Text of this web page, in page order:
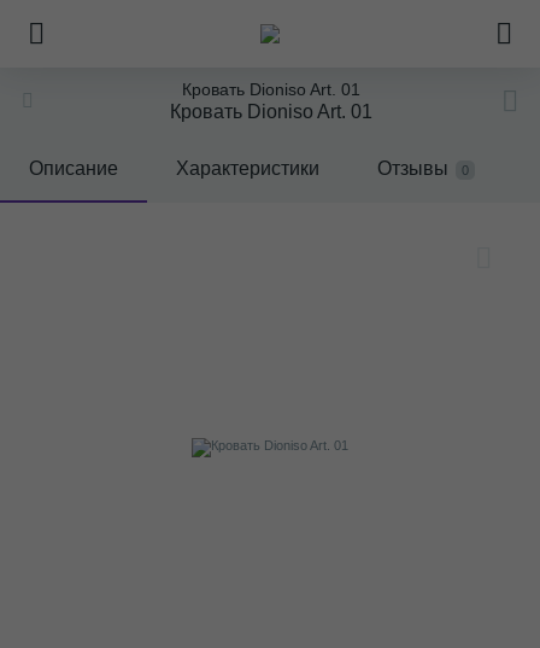
Кровать Dioniso Art. 01
Кровать Dioniso Art. 01
Описание Характеристики Отзывы 0